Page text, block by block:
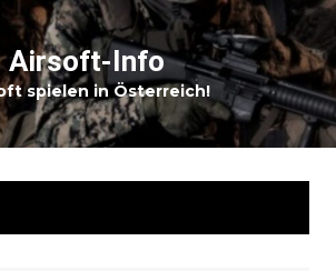
Airsoft-Info
spielen in Österreich!